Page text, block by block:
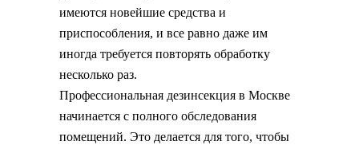
имеются новейшие средства и
приспособления, и все равно даже им
иногда требуется повторять обработку
несколько раз.
Профессиональная дезинсекция в Москве
начинается с полного обследования
помещений. Это делается для того, чтобы